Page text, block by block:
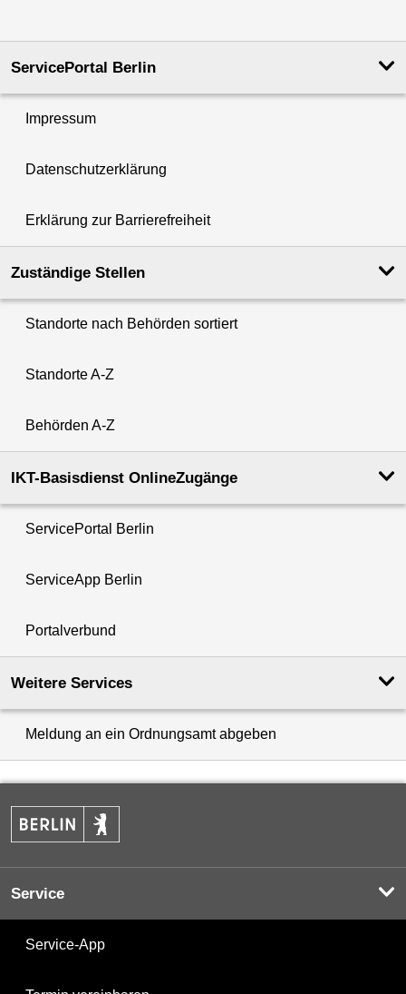
ServicePortal Berlin
Impressum
Datenschutzerklärung
Erklärung zur Barrierefreiheit
Zuständige Stellen
Standorte nach Behörden sortiert
Standorte A-Z
Behörden A-Z
IKT-Basisdienst OnlineZugänge
ServicePortal Berlin
ServiceApp Berlin
Portalverbund
Weitere Services
Meldung an ein Ordnungsamt abgeben
Service
Service-App